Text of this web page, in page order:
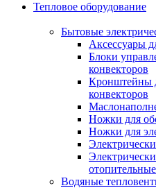
Тепловое оборудование
Бытовые
Аксессуары
Блоки
конвекторов
Кронштейны
конвекторов
Ножки для
Ножки для
Водяные